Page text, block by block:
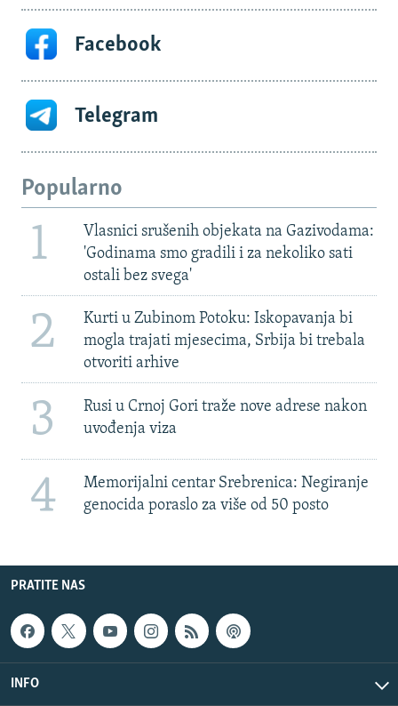
Facebook
Telegram
Popularno
1
Vlasnici srušenih objekata na Gazivodama:
'Godinama smo gradili i za nekoliko sati
ostali bez svega'
2
Kurti u Zubinom Potoku: Iskopavanja bi
mogla trajati mjesecima, Srbija bi trebala
otvoriti arhive
3
Rusi u Crnoj Gori traže nove adrese nakon
uvođenja viza
4
Memorijalni centar Srebrenica: Negiranje
genocida poraslo za više od 50 posto
PRATITE NAS
INFO